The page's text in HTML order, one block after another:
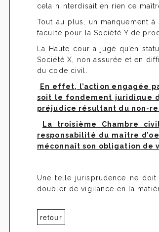
cela n’interdisait en rien ce
Tout au plus, un manquement
faculté pour la Société Y de
La Haute cour a jugé qu’en
Société X, non assurée et en
du code civil.
En effet, l’action engagée
soit le fondement juridique
préjudice résultant du non-
La troisième Chambre
responsabilité du maître
méconnaît son obligation de
Une telle jurisprudence ne
doubler de vigilance en la
retour